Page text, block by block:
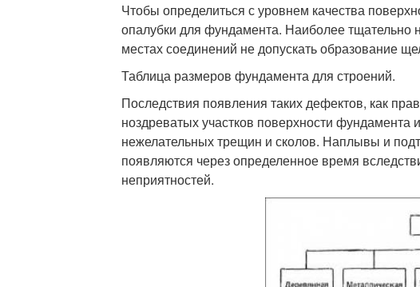
Чтобы определиться с уровнем качества
опалубки для фундамента. Наиболее тщательно
местах соединений не допускать образование
Таблица размеров фундамента для строений.
Последствия появления таких дефектов, как
ноздреватых участков поверхности
нежелательных трещин и сколов. Наплывы и
появляются через определенное время
неприятностей.